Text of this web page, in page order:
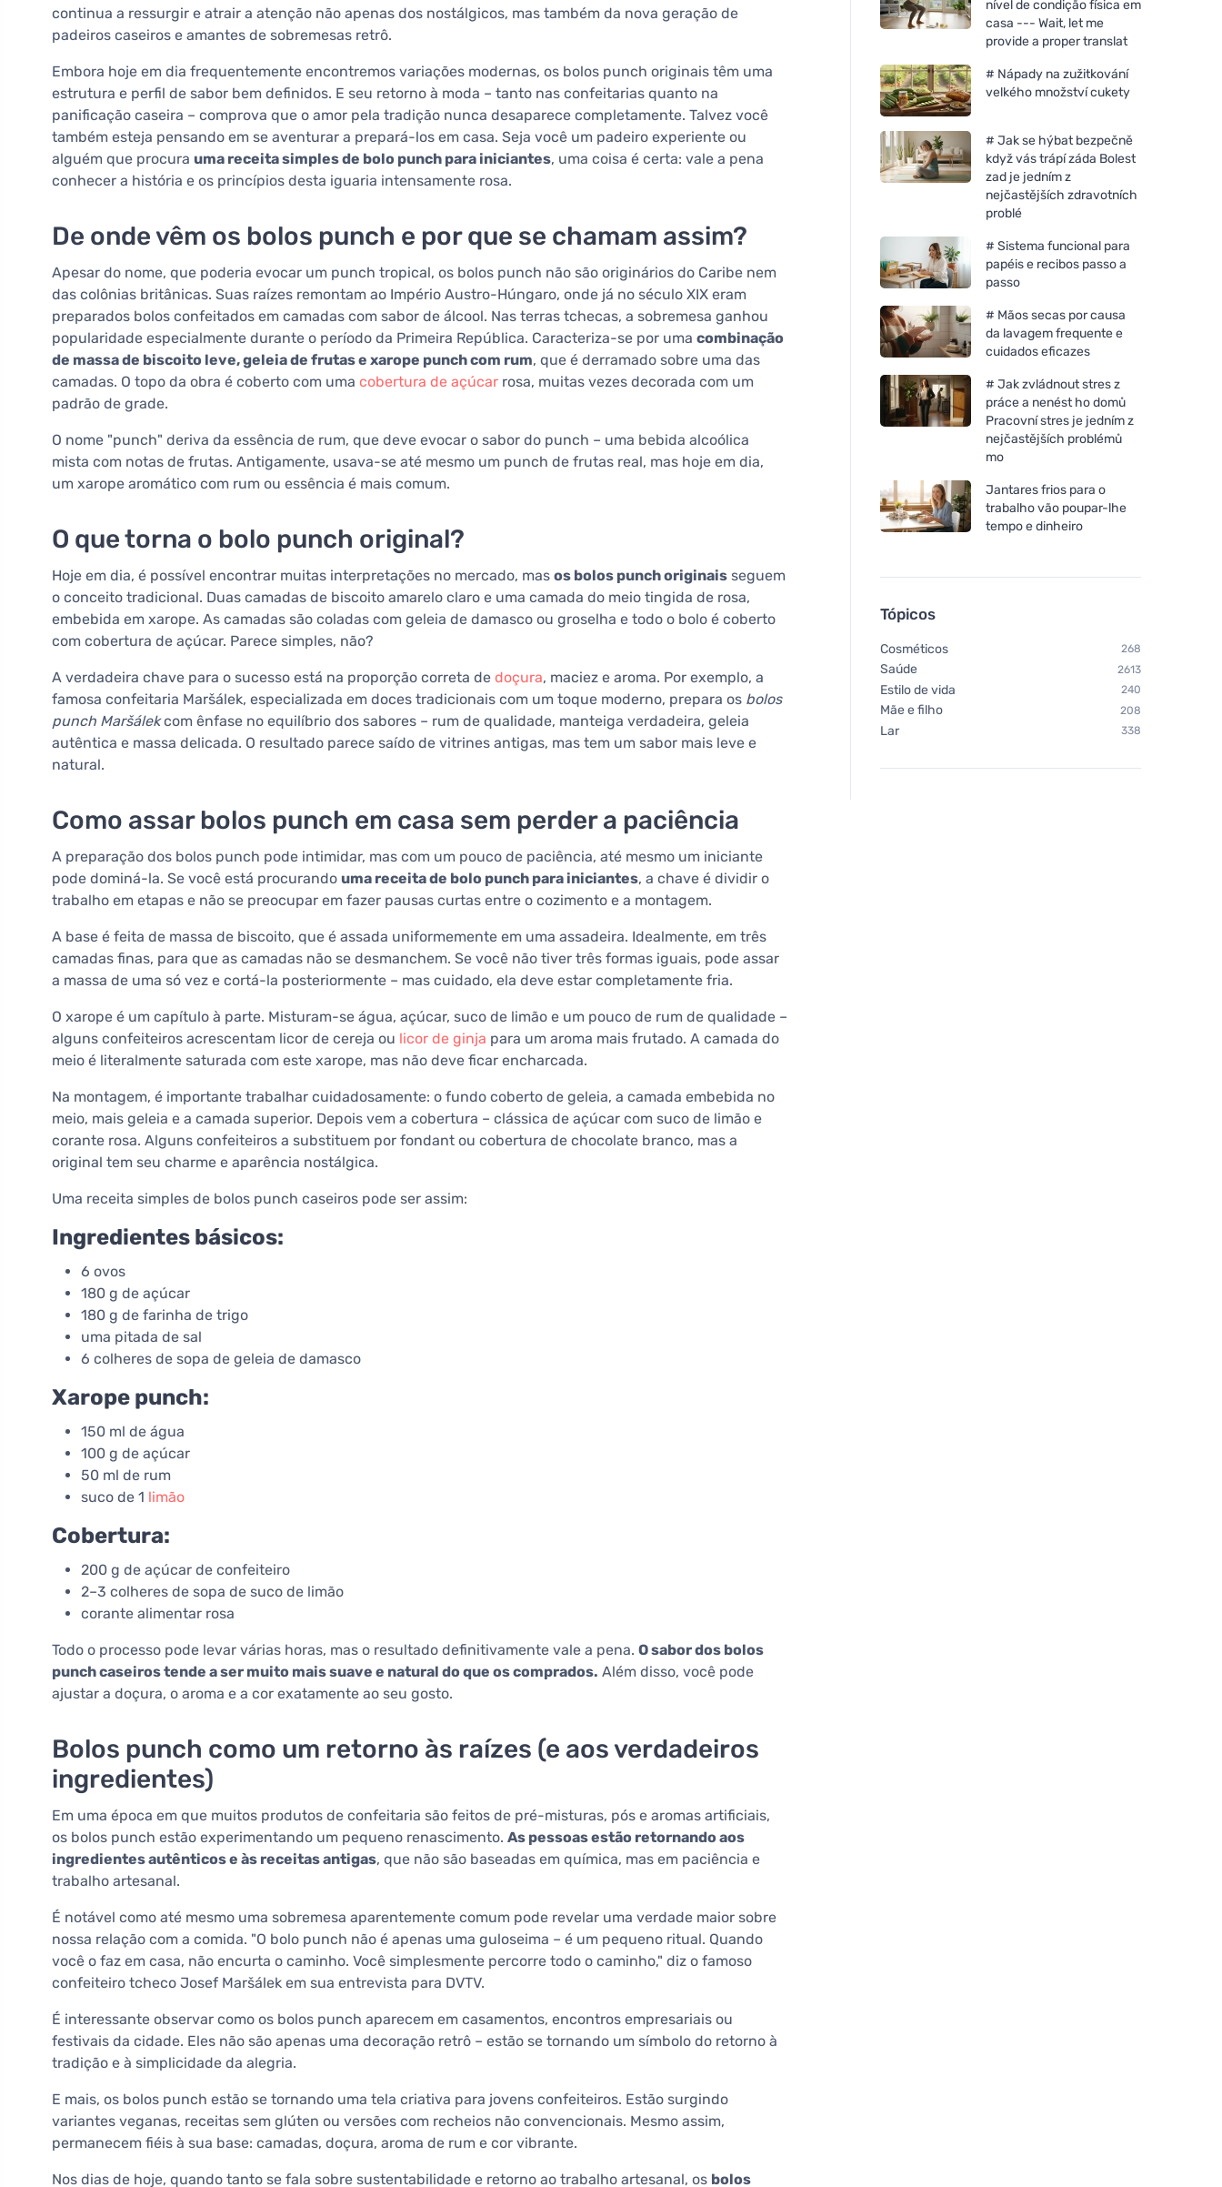
continua a ressurgir e atrair a atenção não apenas dos nostálgicos, mas também da nova geração de
padeiros caseiros e amantes de sobremesas retrô.
Embora hoje em dia frequentemente encontremos variações modernas, os bolos punch originais têm uma
estrutura e perfil de sabor bem definidos. E seu retorno à moda – tanto nas confeitarias quanto na
panificação caseira – comprova que o amor pela tradição nunca desaparece completamente. Talvez você
também esteja pensando em se aventurar a prepará-los em casa. Seja você um padeiro experiente ou
alguém que procura uma receita simples de bolo punch para iniciantes, uma coisa é certa: vale a pena
conhecer a história e os princípios desta iguaria intensamente rosa.
De onde vêm os bolos punch e por que se chamam assim?
Apesar do nome, que poderia evocar um punch tropical, os bolos punch não são originários do Caribe nem
das colônias britânicas. Suas raízes remontam ao Império Austro-Húngaro, onde já no século XIX eram
preparados bolos confeitados em camadas com sabor de álcool. Nas terras tchecas, a sobremesa ganhou
popularidade especialmente durante o período da Primeira República. Caracteriza-se por uma combinação
de massa de biscoito leve, geleia de frutas e xarope punch com rum, que é derramado sobre uma das
camadas. O topo da obra é coberto com uma cobertura de açúcar rosa, muitas vezes decorada com um
padrão de grade.
O nome "punch" deriva da essência de rum, que deve evocar o sabor do punch – uma bebida alcoólica
mista com notas de frutas. Antigamente, usava-se até mesmo um punch de frutas real, mas hoje em dia,
um xarope aromático com rum ou essência é mais comum.
O que torna o bolo punch original?
Hoje em dia, é possível encontrar muitas interpretações no mercado, mas os bolos punch originais seguem
o conceito tradicional. Duas camadas de biscoito amarelo claro e uma camada do meio tingida de rosa,
embebida em xarope. As camadas são coladas com geleia de damasco ou groselha e todo o bolo é coberto
com cobertura de açúcar. Parece simples, não?
A verdadeira chave para o sucesso está na proporção correta de doçura, maciez e aroma. Por exemplo, a
famosa confeitaria Maršálek, especializada em doces tradicionais com um toque moderno, prepara os bolos
punch Maršálekcom ênfase no equilíbrio dos sabores – rum de qualidade, manteiga verdadeira, geleia
autêntica e massa delicada. O resultado parece saído de vitrines antigas, mas tem um sabor mais leve e
natural.
Como assar bolos punch em casa sem perder a paciência
A preparação dos bolos punch pode intimidar, mas com um pouco de paciência, até mesmo um iniciante
pode dominá-la. Se você está procurando uma receita de bolo punch para iniciantes, a chave é dividir o
trabalho em etapas e não se preocupar em fazer pausas curtas entre o cozimento e a montagem.
A base é feita de massa de biscoito, que é assada uniformemente em uma assadeira. Idealmente, em três
camadas finas, para que as camadas não se desmanchem. Se você não tiver três formas iguais, pode assar
a massa de uma só vez e cortá-la posteriormente – mas cuidado, ela deve estar completamente fria.
O xarope é um capítulo à parte. Misturam-se água, açúcar, suco de limão e um pouco de rum de qualidade –
alguns confeiteiros acrescentam licor de cereja ou licor de ginja para um aroma mais frutado. A camada do
meio é literalmente saturada com este xarope, mas não deve ficar encharcada.
Na montagem, é importante trabalhar cuidadosamente: o fundo coberto de geleia, a camada embebida no
meio, mais geleia e a camada superior. Depois vem a cobertura – clássica de açúcar com suco de limão e
corante rosa. Alguns confeiteiros a substituem por fondant ou cobertura de chocolate branco, mas a
original tem seu charme e aparência nostálgica.
Uma receita simples de bolos punch caseiros pode ser assim:
Ingredientes básicos:
6 ovos
180 g de açúcar
180 g de farinha de trigo
uma pitada de sal
6 colheres de sopa de geleia de damasco
Xarope punch:
150 ml de água
100 g de açúcar
50 ml de rum
suco de 1 limão
Cobertura:
200 g de açúcar de confeiteiro
2–3 colheres de sopa de suco de limão
corante alimentar rosa
Todo o processo pode levar várias horas, mas o resultado definitivamente vale a pena. O sabor dos bolos
punch caseiros tende a ser muito mais suave e natural do que os comprados. Além disso, você pode
ajustar a doçura, o aroma e a cor exatamente ao seu gosto.
Bolos punch como um retorno às raízes (e aos verdadeiros
ingredientes)
Em uma época em que muitos produtos de confeitaria são feitos de pré-misturas, pós e aromas artificiais,
os bolos punch estão experimentando um pequeno renascimento. As pessoas estão retornando aos
ingredientes autênticos e às receitas antigas, que não são baseadas em química, mas em paciência e
trabalho artesanal.
É notável como até mesmo uma sobremesa aparentemente comum pode revelar uma verdade maior sobre
nossa relação com a comida. "O bolo punch não é apenas uma guloseima – é um pequeno ritual. Quando
você o faz em casa, não encurta o caminho. Você simplesmente percorre todo o caminho," diz o famoso
confeiteiro tcheco Josef Maršálek em sua entrevista para DVTV.
É interessante observar como os bolos punch aparecem em casamentos, encontros empresariais ou
festivais da cidade. Eles não são apenas uma decoração retrô – estão se tornando um símbolo do retorno à
tradição e à simplicidade da alegria.
E mais, os bolos punch estão se tornando uma tela criativa para jovens confeiteiros. Estão surgindo
variantes veganas, receitas sem glúten ou versões com recheios não convencionais. Mesmo assim,
permanecem fiéis à sua base: camadas, doçura, aroma de rum e cor vibrante.
Nos dias de hoje, quando tanto se fala sobre sustentabilidade e retorno ao trabalho artesanal, os bolos
nível de condição física em
casa --- Wait, let me
provide a proper translat
# Nápady na zužitkování
velkého množství cukety
# Jak se hýbat bezpečně
když vás trápí záda Bolest
zad je jedním z
nejčastějších zdravotních
problé
# Sistema funcional para
papéis e recibos passo a
passo
# Mãos secas por causa
da lavagem frequente e
cuidados eficazes
# Jak zvládnout stres z
práce a nenést ho domů
Pracovní stres je jedním z
nejčastějších problémů
mo
Jantares frios para o
trabalho vão poupar-lhe
tempo e dinheiro
Tópicos
Cosméticos 268
Saúde 2613
Estilo de vida 240
Mãe e filho 208
Lar 338